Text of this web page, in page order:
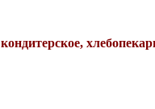
кондитерское,